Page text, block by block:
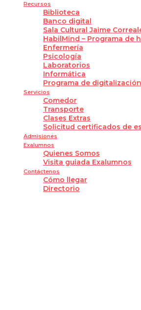
Recursos
Biblioteca
Banco digital
Sala Cultural Jaime
HabilMind – Programa de
Enfermería
Psicología
Laboratorios
Informática
Programa de digitalización
Servicios
Comedor
Transporte
Clases Extras
Solicitud certificados de
Admisiones
Exalumnos
Quienes Somos
Visita guiada Exalumnos
Contáctenos
Cómo llegar
Directorio